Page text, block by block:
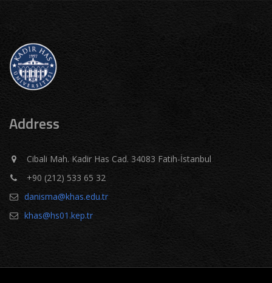
Address
Cibali Mah. Kadir Has Cad. 34083 Fatih-İstanbul
+90 (212) 533 65 32
danisma@khas.edu.tr
khas@hs01.kep.tr